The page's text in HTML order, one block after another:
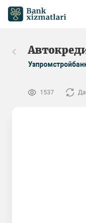
1537